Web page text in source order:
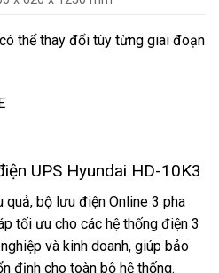
thể thay đổi tùy từng giai đoạn
UPS Hyundai HD-10K3
bộ lưu điện Online 3 pha
tối ưu cho các hệ thống điện 3
và kinh doanh, giúp bảo
định cho toàn bộ hệ thống.